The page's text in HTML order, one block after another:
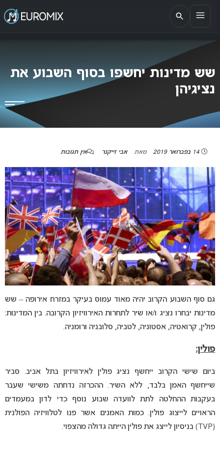
EUROMIX
אתר הבית של האירוויזיון בישראל
שש מדינות יחשפו בסוף השבוע את
נציגיהן
14 בפברואר 2019 מאת אבי זייקנר אין תגובות
גם סוף השבוע הקרוב יהיה מאוד עמוס בעיקר במזרח אירופה – שש
מדינות יבחרו נציג ו/או שיר לתחרות האירוויזיון הקרובה. בין המדינות:
פולין, קרואטיה, אסטוניה, לטביה, סלובניה ורומניה.
פולין:
ביום שישי הקרוב ייחשף נציג פולין לאירוויזיון בתל אביב. סביר
שייחשף האמן בלבד, ללא השיר. ההכרזה נדחתה משישי שעבר
בעקבות ההחלטה לתת לוועדה שבוע נוסף כדי לדון במעמדים
הראויים לייצוג פולין. כמות האמנים אשר פנו לטלוויזיה הפולנית